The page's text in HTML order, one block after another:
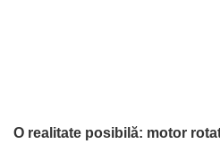
O realitate posibilă: motor